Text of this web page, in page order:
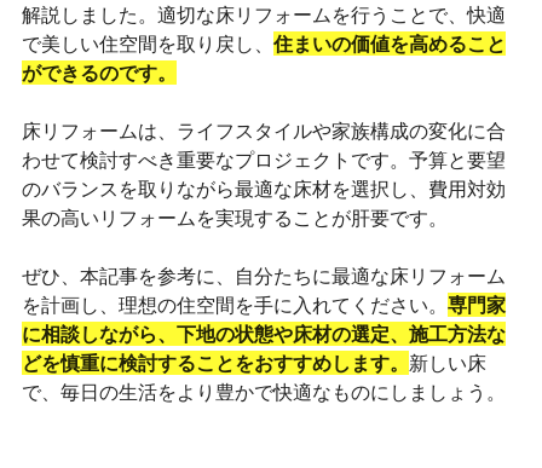
解説しました。適切な床リフォームを行うことで、快適
で美しい住空間を取り戻し、 住まいの価値を高めること
ができるのです。
床リフォームは、ライフスタイルや家族構成の変化に合
わせて検討すべき重要なプロジェクトです。予算と要望
のバランスを取りながら最適な床材を選択し、費用対効
果の高いリフォームを実現することが肝要です。
ぜひ、本記事を参考に、自分たちに最適な床リフォーム
を計画し、理想の住空間を手に入れてください。 専門家
に相談しながら、下地の状態や床材の選定、施工方法な
どを慎重に検討することをおすすめします。 新しい床
で、毎日の生活をより豊かで快適なものにしましょう。